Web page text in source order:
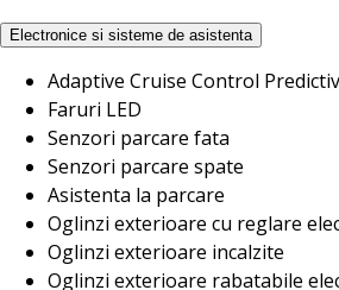
Electronice si sisteme de asistenta
Adaptive Cruise Control
Faruri LED
Senzori parcare fata
Senzori parcare spate
Asistenta la parcare
Oglinzi exterioare cu reglare
Oglinzi exterioare incalzite
Oglinzi exterioare rabatabile